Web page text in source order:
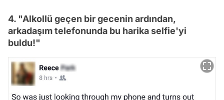
4. "Alkollü geçen bir gecenin ardından,
arkadaşım telefonunda bu harika selfie'yi
buldu!"